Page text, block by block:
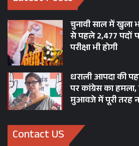
अपनी उपलब्धि बता रहे हैं।
मंत्री महाराज ने यही हाल टूरिज्म
जहां सपने तमाम धार्मिक और
लेकर नए टूरिस्ट डेस्टिनेशन
लेकिन हाल यह है कि एक अदद
बीते छह सालों में वे तैयार नहीं कर
से इन सबको लेकर सवाल करे तो
चुनावी साल में खुला
से पहले 2,477 पदों
परीक्षा भी होगी
धराली आपदा की
पर कांग्रेस का हमला,
मुआवजे में पूरी तरह
Contact US